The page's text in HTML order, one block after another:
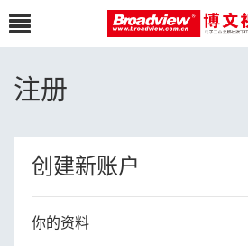
注册
创建新账户
你的资料